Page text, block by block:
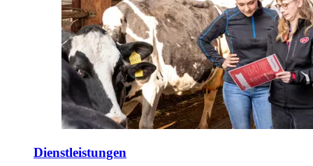
Dienstleistungen